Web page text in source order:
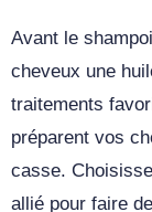
Avant le
cheveux une
traitements
préparent vos
casse.
allié pour faire